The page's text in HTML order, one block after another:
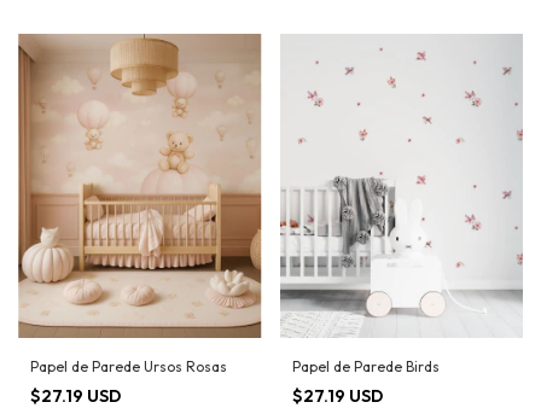
Papel de Parede Ursos Rosas
$27.19 USD
Papel de Parede Birds
$27.19 USD